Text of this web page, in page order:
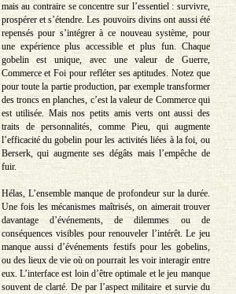
mais au contraire se concentre sur l’essentiel : survivre,
prospérer et s’étendre. Les pouvoirs divins ont aussi été
repensés pour s’intégrer à ce nouveau système, pour
une expérience plus accessible et plus fun. Chaque
gobelin est unique, avec une valeur de Guerre,
Commerce et Foi pour refléter ses aptitudes. Notez que
pour toute la partie production, par exemple transformer
des troncs en planches, c’est la valeur de Commerce qui
est utilisée. Mais nos petits amis verts ont aussi des
traits de personnalités, comme Pieu, qui augmente
l’efficacité du gobelin pour les activités liées à la foi, ou
Berserk, qui augmente ses dégâts mais l’empêche de
fuir.
Hélas, L’ensemble manque de profondeur sur la durée.
Une fois les mécanismes maîtrisés, on aimerait trouver
davantage d’événements, de dilemmes ou de
conséquences visibles pour renouveler l’intérêt. Le jeu
manque aussi d’événements festifs pour les gobelins,
ou des lieux de vie où on pourrait les voir interagir entre
eux. L’interface est loin d’être optimale et le jeu manque
souvent de clarté. De par l’aspect militaire et survie du